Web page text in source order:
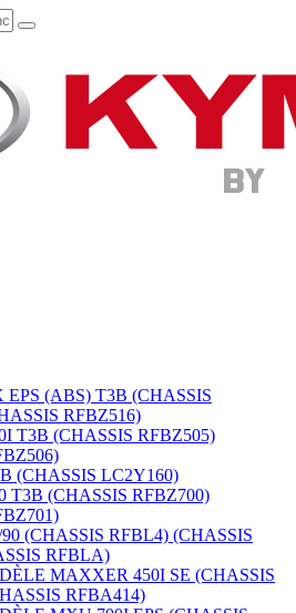
(ABS) T3B (CHASSIS
RFBZ516)
T3B (CHASSIS RFBZ505)
(CHASSIS LC2Y160)
T3B (CHASSIS RFBZ700)
(CHASSIS RFBL4) (CHASSIS
RFBLA)
MAXXER 450I SE (CHASSIS
RFBA414)